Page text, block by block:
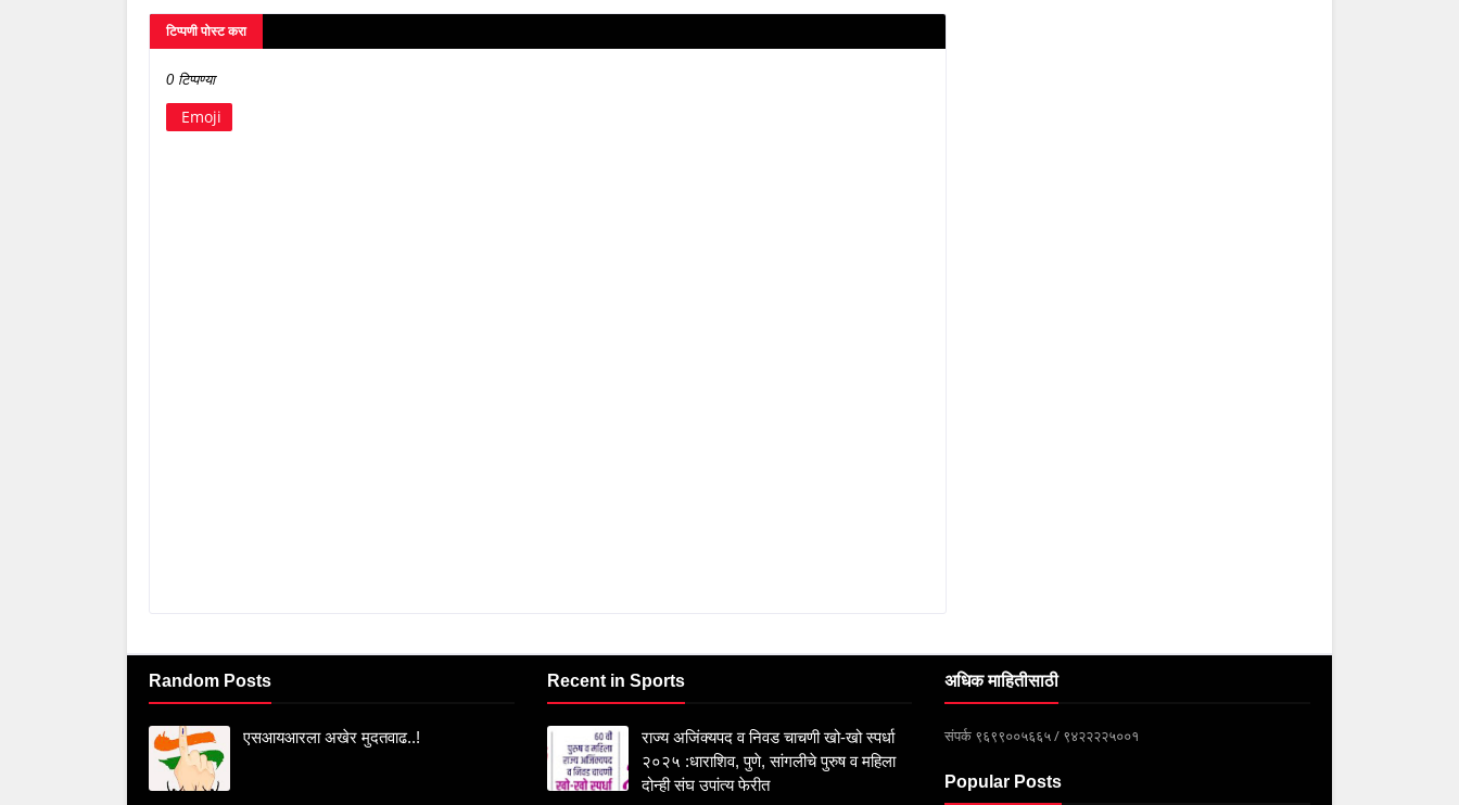
टिप्पणी पोस्ट करा
0 टिप्पण्या
Emoji
Random Posts
एसआयआरला अखेर मुदतवाढ..!
Recent in Sports
राज्य अजिंक्यपद व निवड चाचणी खो-खो स्पर्धा
२०२५ :धाराशिव, पुणे, सांगलीचे पुरुष व महिला
दोन्ही संघ उपांत्य फेरीत
अधिक माहितीसाठी
संपर्क ९६९९००५६६५ / ९४२२२२५००१
Popular Posts